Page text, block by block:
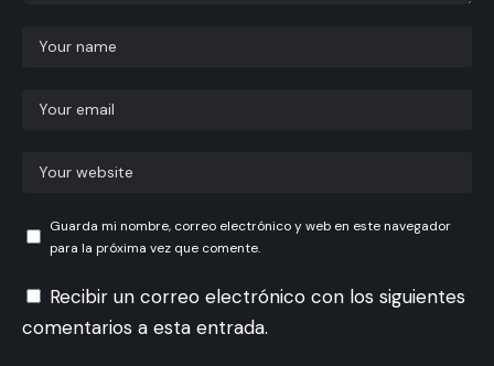
Guarda mi nombre, correo electrónico y web en este navegador
para la próxima vez que comente.
Recibir un correo electrónico con los siguientes
comentarios a esta entrada.